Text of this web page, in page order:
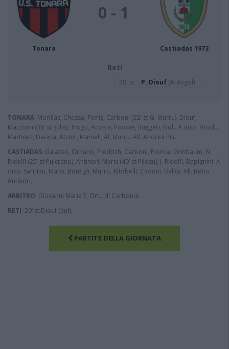
Tonara
0 - 1
Castiadas 1973
Reti
20' st P. Diouf (Autogol)
TONARA: Morillas, Chessa, Floris, Carboni (32’ st G. Murru), Diouf,
Maccioni (38’ st Sulis), Trogu, Acosta, Poddie, Ruggeri, Noli. A disp. Brodu,
Martinez, Deiana, Atzori, Mameli, Al. Murru. All. Andrea Pia.
CASTIADAS: Galasso, Ornano, Fredrich, Carboni, Pionca, Grinbaum, N.
Ridolfi (25’ st Pulcrano), Antinori, Marci (40’ st Pilosu), J. Ridolfi, Bapignini. A
disp. Sarritzu, Marci, Bonfigli, Murru, Altobelli, Cadoni, Balloi. All. Bebo
Antinori.
ARBITRO: Giovanni Maria E. Ortu di Carbonia.
RETI: 20’ st Diouf (aut).
PARTITE DELLA GIORNATA